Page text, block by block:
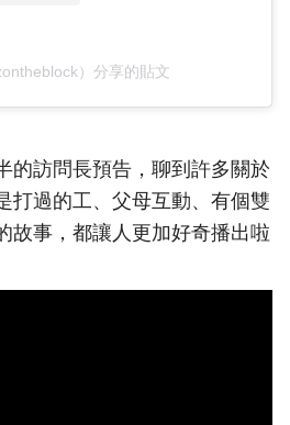
）分享的貼文
的訪問長預告，聊到許多關於
打過的工、父母互動、有個雙
故事，都讓人更加好奇播出啦